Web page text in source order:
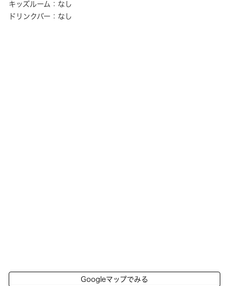
キッズルーム：なし
ドリンクバー：なし
Googleマップでみる